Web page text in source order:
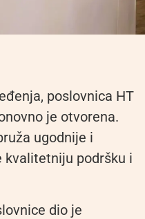
poslovnica HT
je otvorena.
ugodnije i
podršku i
dio je